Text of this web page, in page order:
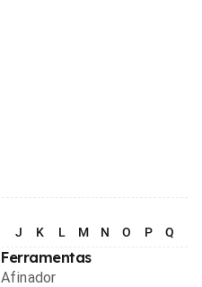
J K L M N O P Q
Ferramentas
Afinador